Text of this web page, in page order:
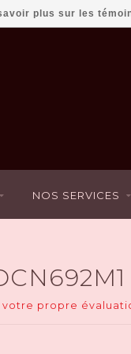
NOS SERVICES
votre propre
plus sur les